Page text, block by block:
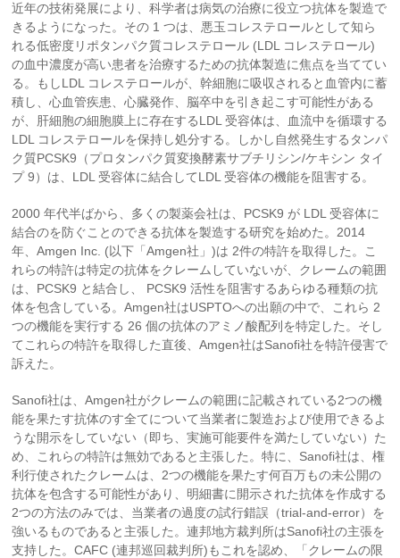
近年の技術発展により、科学者は病気の治療に役立つ抗体を製造で
きるようになった。その 1 つは、悪玉コレステロールとして知ら
れる低密度リポタンパク質コレステロール (LDL コレステロール)
の血中濃度が高い患者を治療するための抗体製造に焦点を当ててい
る。もしLDL コレステロールが、幹細胞に吸収されると血管内に蓄
積し、心血管疾患、心臓発作、脳卒中を引き起こす可能性がある
が、肝細胞の細胞膜上に存在するLDL 受容体は、血流中を循環する
LDL コレステロールを保持し処分する。しかし自然発生するタンパ
ク質PCSK9（プロタンパク質変換酵素サブチリシン/ケキシン タイ
プ 9）は、LDL 受容体に結合してLDL 受容体の機能を阻害する。
2000 年代半ばから、多くの製薬会社は、PCSK9 が LDL 受容体に
結合のを防ぐことのできる抗体を製造する研究を始めた。2014
年、Amgen Inc. (以下「Amgen社」)は 2件の特許を取得した。こ
れらの特許は特定の抗体をクレームしていないが、クレームの範囲
は、PCSK9 と結合し、 PCSK9 活性を阻害するあらゆる種類の抗
体を包含している。Amgen社はUSPTOへの出願の中で、これら 2
つの機能を実行する 26 個の抗体のアミノ酸配列を特定した。そし
てこれらの特許を取得した直後、Amgen社はSanofi社を特許侵害で
訴えた。
Sanofi社は、Amgen社がクレームの範囲に記載されている2つの機
能を果たす抗体のす全てについて当業者に製造および使用できるよ
うな開示をしていない（即ち、実施可能要件を満たしていない）た
め、これらの特許は無効であると主張した。特に、Sanofi社は、権
利行使されたクレームは、2つの機能を果たす何百万もの未公開の
抗体を包含する可能性があり、明細書に開示された抗体を作成する
2つの方法のみでは、当業者の過度の試行錯誤（trial-and-error）を
強いるものであると主張した。連邦地方裁判所はSanofi社の主張を
支持した。CAFC (連邦巡回裁判所)もこれを認め、「クレームの限